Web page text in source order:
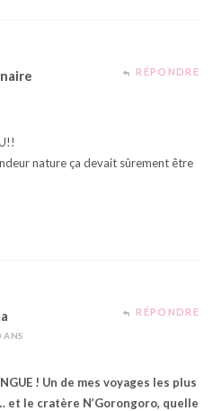
RÉPONDRE
nature ça devait sûrement être
ANS
RÉPONDRE
! Un de mes voyages les plus
et le cratère N’Gorongoro, quelle